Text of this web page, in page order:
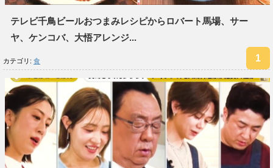
テレビ千鳥ビールおつまみレシピからロバート馬場、サー
ヤ、ケンコバ、大悟アレンジ...
カテゴリ: 食